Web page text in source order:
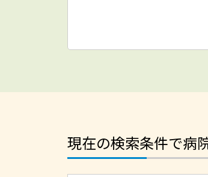
現在の検索条件で病